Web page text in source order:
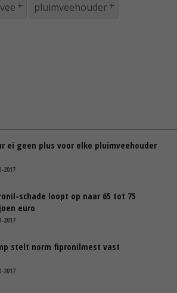
pluimveehouder
ei geen plus voor elke pluimveehouder
2017
schade loopt op naar 65 tot 75
euro
2017
stelt norm fipronilmest vast
2017